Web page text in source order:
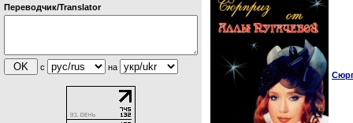
Переводчик/Translator
с на